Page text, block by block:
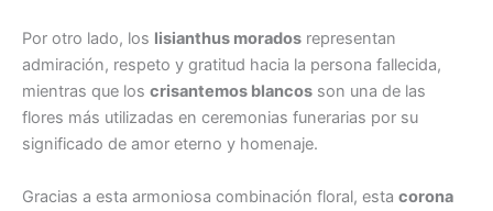
Por otro lado, los lisianthus morados representan
admiración, respeto y gratitud hacia la persona fallecida,
mientras que los crisantemos blancos son una de las
flores más utilizadas en ceremonias funerarias por su
significado de amor eterno y homenaje.
Gracias a esta armoniosa combinación floral, esta corona